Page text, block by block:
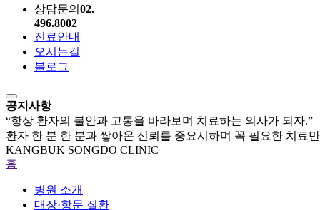
상담문의 02.
496.8002
진료안내
오시는길
블로그
공지사항
“항상 환자의 불안과 고통을 바라보며 치료하는 의사가 되자.”
환자 한 분 한 분과 쌓아온 신뢰를 중요시하며 꼭 필요한 치료
KANGBUK SONGDO CLINIC
홈
병원 소개
대장·항문 질환